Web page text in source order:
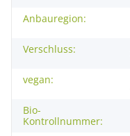
Anbauregion:
Verschluss:
vegan:
Bio-
Kontrollnummer: